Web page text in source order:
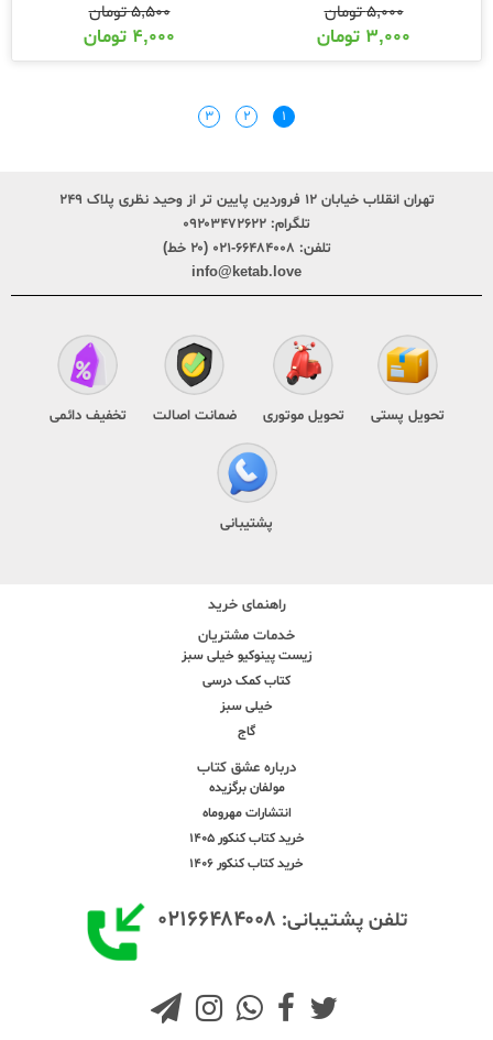
۵,۰۰۰تومان
۳,۰۰۰ تومان
۵,۵۰۰تومان
۴,۰۰۰ تومان
۱ ۲ ۳
تهران انقلاب خیابان ۱۲ فروردین پایین تر از وحید نظری پلاک ۲۴۹
تلگرام: ۰۹۲۰۳۴۷۲۶۲۲
تلفن: ۶۶۴۸۴۰۰۸-۰۲۱ (۲۰ خط)
info@ketab.love
تحویل پستی تحویل موتوری ضمانت اصالت تخفیف دائمی
پشتیبانی
راهنمای خرید
خدمات مشتریان
زیست پینوکیو خیلی سبز
کتاب کمک درسی
خیلی سبز
گاج
درباره عشق کتاب
مولفان برگزیده
انتشارات مهروماه
خرید کتاب کنکور 1405
خرید کتاب کنکور 1406
تلفن پشتیبانی: ۰۲۱۶۶۴۸۴۰۰۸